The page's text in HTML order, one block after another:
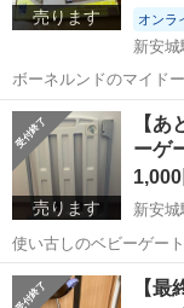
売ります オンラ
新安城
ボーネルンドのマイド
はとても綺麗です。組
水拭きで拭いてありま
で、組み立て後の写真
愛知 安城市 新
売ります
【
ーゲ
1,000
新安城
使い古しのベビーゲー
ート2つついてます。
に壁と触れる部品に破
愛知 安城市 新
【最